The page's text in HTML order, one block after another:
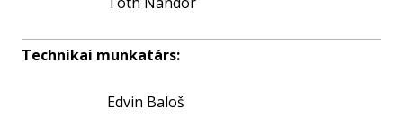
Technikai munkatárs:
Edvin Baloš